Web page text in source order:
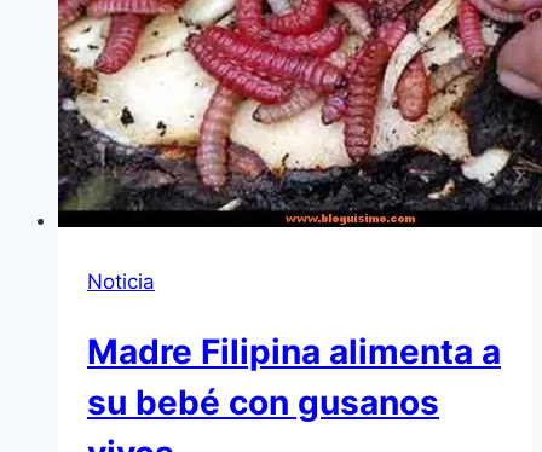
Noticia
Madre Filipina alimenta a
su bebé con gusanos